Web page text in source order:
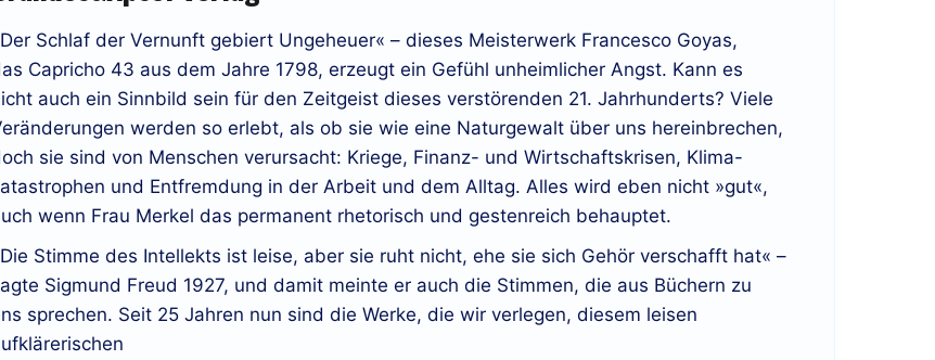
Schlaf der Vernunft gebiert Ungeheuer« – dieses Meisterwerk Francesco Goyas,
Capricho 43 aus dem Jahre 1798, erzeugt ein Gefühl unheimlicher Angst. Kann es
auch ein Sinnbild sein für den Zeitgeist dieses verstörenden 21. Jahrhunderts? Viele
werden so erlebt, als ob sie wie eine Naturgewalt über uns hereinbrechen,
sie sind von Menschen verursacht: Kriege, Finanz- und Wirtschaftskrisen, Klima-
und Entfremdung in der Arbeit und dem Alltag. Alles wird eben nicht »gut«,
wenn Frau Merkel das permanent rhetorisch und gestenreich behauptet.
Stimme des Intellekts ist leise, aber sie ruht nicht, ehe sie sich Gehör verschafft hat« –
Sigmund Freud 1927, und damit meinte er auch die Stimmen, die aus Büchern zu
sprechen. Seit 25 Jahren nun sind die Werke, die wir verlegen, diesem leisen